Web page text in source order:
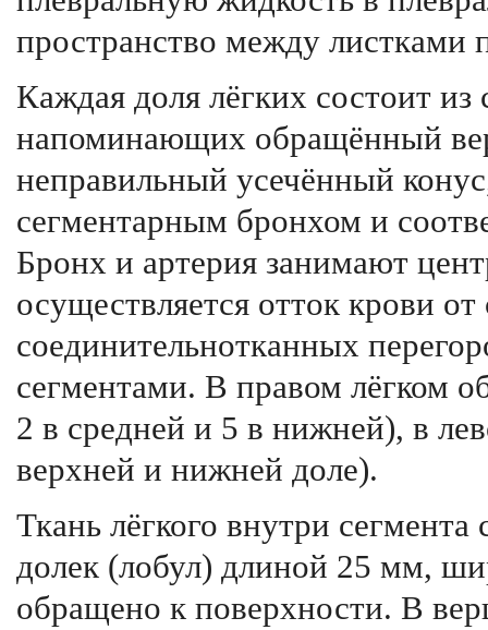
пространство между листками
Каждая доля лёгких состоит
напоминающих обращённый
неправильный усечённый
сегментарным бронхом и
Бронх и артерия занимают
осуществляется отток крови
соединительнотканных
сегментами. В правом лёгком
2 в средней и 5 в нижней), в
верхней и нижней доле).
Ткань лёгкого внутри
долек (лобул) длиной 25 мм,
обращено к поверхности. В